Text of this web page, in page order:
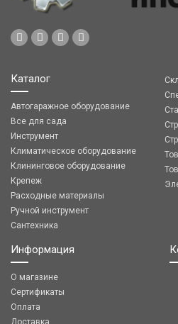
Каталог
Автогаражное оборудование
Все для сада
Инструмент
Климатическое оборудование
Клининговое оборудование
Крепеж
Расходные материалы
Ручной инструмент
Сантехника
Информация
О магазине
Сертификаты
Оплата
Доставка